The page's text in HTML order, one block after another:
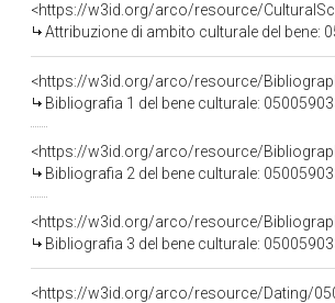
<https://w3id.org/arco/resource/
Attribuzione di ambito culturale del bene:
<https://w3id.org/arco/resource/
Bibliografia 1 del bene culturale:
<https://w3id.org/arco/resource/
Bibliografia 2 del bene culturale:
<https://w3id.org/arco/resource/
Bibliografia 3 del bene culturale:
<https://w3id.org/arco/resource/Dating/